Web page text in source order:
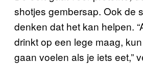
shotjes gembersap. Ook de
denken dat het kan helpen.
drinkt op een lege maag,
gaan voelen als je iets eet,”